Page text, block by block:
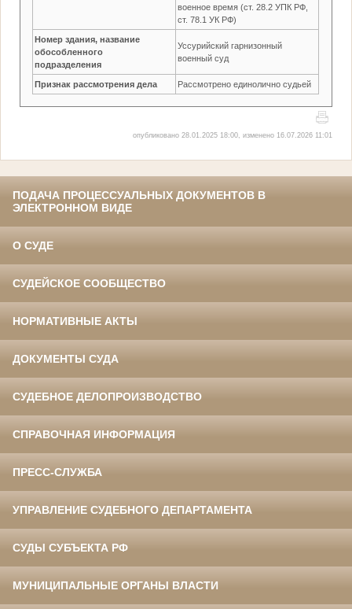
военное время (ст. 28.2 УПК РФ,
ст. 78.1 УК РФ)
Номер здания, название
обособленного
подразделения
Уссурийский гарнизонный
военный суд
Признак рассмотрения дела Рассмотрено единолично судьей
опубликовано 28.01.2025 18:00, изменено 16.07.2026 11:01
ПОДАЧА ПРОЦЕССУАЛЬНЫХ ДОКУМЕНТОВ В
ЭЛЕКТРОННОМ ВИДЕ
О СУДЕ
СУДЕЙСКОЕ СООБЩЕСТВО
НОРМАТИВНЫЕ АКТЫ
ДОКУМЕНТЫ СУДА
СУДЕБНОЕ ДЕЛОПРОИЗВОДСТВО
СПРАВОЧНАЯ ИНФОРМАЦИЯ
ПРЕСС-СЛУЖБА
УПРАВЛЕНИЕ СУДЕБНОГО ДЕПАРТАМЕНТА
СУДЫ СУБЪЕКТА РФ
МУНИЦИПАЛЬНЫЕ ОРГАНЫ ВЛАСТИ